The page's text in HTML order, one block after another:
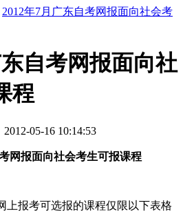
2012年7月广东自考网报面向社会考
自考网报面向社
程
05-16 10:14:53
网报面向社会考生可报课程
上报考可选报的课程仅限以下表格